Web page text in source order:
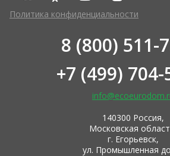
Политика конфиденциальности
8 (800) 511-
+7 (499) 704-
140300 Россия,
Московская
г. Егорьевск,
ул. Промышленная